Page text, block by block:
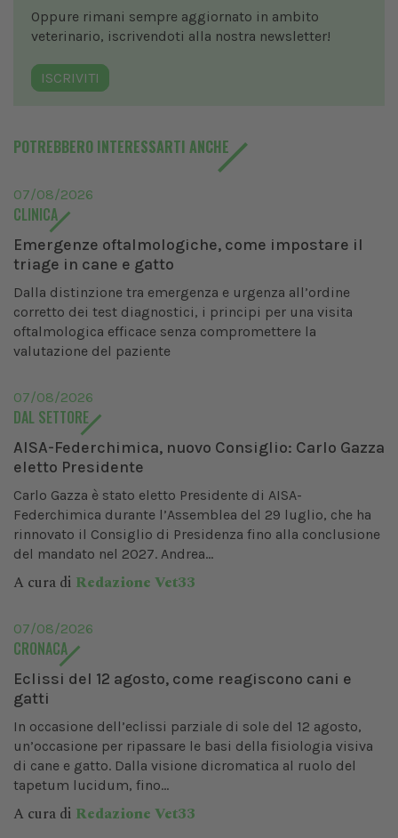
Oppure rimani sempre aggiornato in ambito
veterinario, iscrivendoti alla nostra newsletter!
ISCRIVITI
POTREBBERO INTERESSARTI ANCHE
07/08/2026
CLINICA
Emergenze oftalmologiche, come impostare il
triage in cane e gatto
Dalla distinzione tra emergenza e urgenza all’ordine
corretto dei test diagnostici, i principi per una visita
oftalmologica efficace senza compromettere la
valutazione del paziente
07/08/2026
DAL SETTORE
AISA-Federchimica, nuovo Consiglio: Carlo Gazza
eletto Presidente
Carlo Gazza è stato eletto Presidente di AISA-
Federchimica durante l’Assemblea del 29 luglio, che ha
rinnovato il Consiglio di Presidenza fino alla conclusione
del mandato nel 2027. Andrea...
A cura di Redazione Vet33
07/08/2026
CRONACA
Eclissi del 12 agosto, come reagiscono cani e
gatti
In occasione dell’eclissi parziale di sole del 12 agosto,
un’occasione per ripassare le basi della fisiologia visiva
di cane e gatto. Dalla visione dicromatica al ruolo del
tapetum lucidum, fino...
A cura di Redazione Vet33